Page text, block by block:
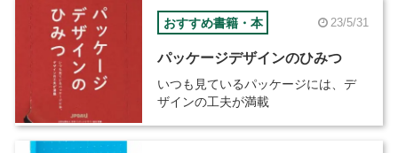
おすすめ書籍・本 23/5/31
パッケージデザインのひみつ
いつも見ているパッケージには、デ
ザインの工夫が満載